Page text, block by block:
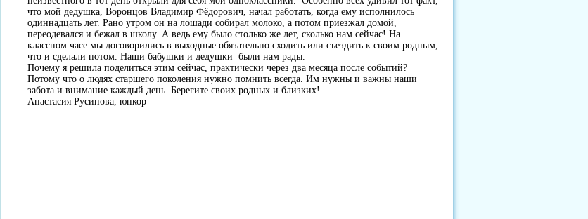
что мой дедушка, Воронцов Владимир Фёдорович, начал работать, когда ему исполнилось
одиннадцать лет. Рано утром он на лошади собирал молоко, а потом приезжал домой,
переодевался и бежал в школу. А ведь ему было столько же лет, сколько нам сейчас! На
классном часе мы договорились в выходные обязательно сходить или съездить к своим родным,
что и сделали потом. Наши бабушки и дедушки были нам рады.
Почему я решила поделиться этим сейчас, практически через два месяца после событий?
Потому что о людях старшего поколения нужно помнить всегда. Им нужны и важны наши
забота и внимание каждый день. Берегите своих родных и близких!
Анастасия Русинова, юнкор